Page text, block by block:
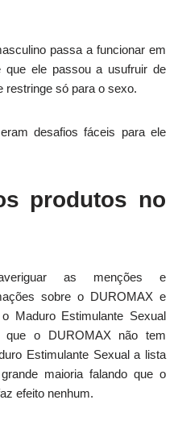
passa a funcionar em
que ele passou a usufruir de
restringe só para o sexo.
desafios fáceis para ele
produtos no
as menções e
sobre o DUROMAX e
Maduro Estimulante Sexual
que o DUROMAX não tem
Estimulante Sexual a lista
maioria falando que o
efeito nenhum.